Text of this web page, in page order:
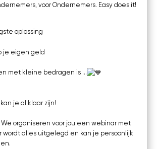
voor Ondernemers. Easy does it!
oplossing
je eigen geld
met kleine bedragen is …
je al klaar zijn!
We organiseren voor jou een webinar met
wordt alles uitgelegd en kan je persoonlijk